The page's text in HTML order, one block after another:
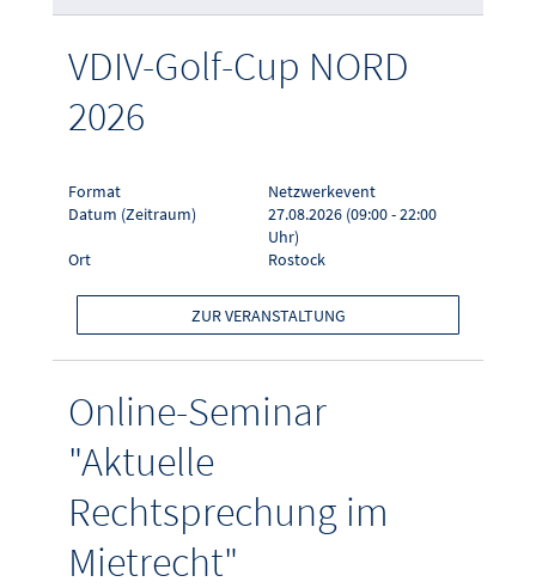
VDIV-Golf-Cup NORD
2026
Format
Netzwerkevent
Datum (Zeitraum)
27.08.2026 (09:00 - 22:00
Uhr)
Ort
Rostock
ZUR VERANSTALTUNG
Online-Seminar
"Aktuelle
Rechtsprechung im
Mietrecht"